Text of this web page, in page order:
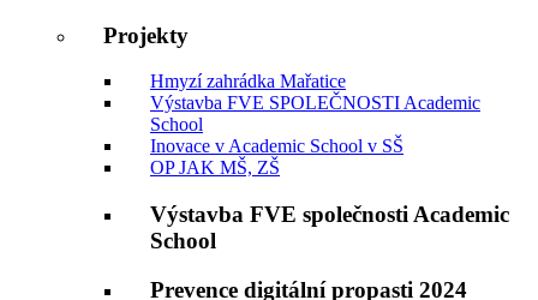
Projekty
Hmyzí zahrádka Mařatice
Výstavba FVE SPOLEČNOSTI Academic
School
Inovace v Academic School v SŠ
OP JAK MŠ, ZŠ
Výstavba FVE společnosti Academic
School
Prevence digitální propasti 2024